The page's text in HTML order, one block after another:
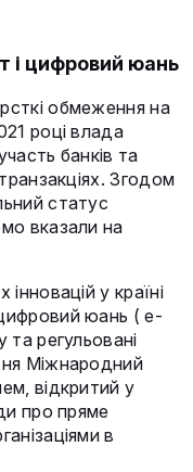
і цифровий юань
обмеження на
році влада
банків та
Згодом
статус
вказали на
у країні
юань ( e-
та регульовані
Міжнародний
відкритий у
про пряме
в